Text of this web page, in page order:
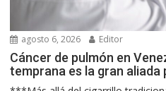
agosto 6, 2026 Editor
Cáncer de pulmón en
temprana es la gran aliada